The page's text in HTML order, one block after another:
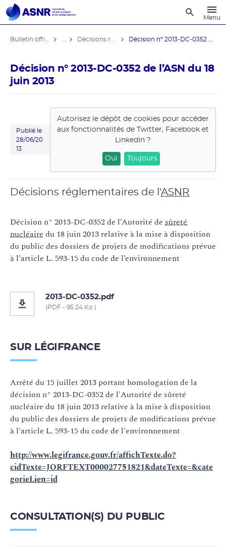
Menu
Décision n° 2013-DC-0352 de l’ASN du 18
juin 2013
Publié le
28/06/20
13
Autorisez le dépôt de cookies pour accéder
aux fonctionnalités de Twitter, Facebook et
LinkedIn?
Oui Toujours
Décisions réglementaires de l'ASNR
Décision n° 2013-DC-0352 de l’Autorité de sûreté
nucléaire du 18 juin 2013 relative à la mise à disposition
du public des dossiers de projets de modifications prévue
à l’article L. 593-15 du code de l’environnement
2013-DC-0352.pdf
(PDF - 95.24 Ko )
SUR LÉGIFRANCE
Arrêté du 15 juillet 2013 portant homologation de la
décision n° 2013-DC-0352 de l'Autorité de sûreté
nucléaire du 18 juin 2013 relative à la mise à disposition
du public des dossiers de projets de modifications prévue
à l'article L. 593-15 du code de l'environnement
http://www.legifrance.gouv.fr/affichTexte.do?
cidTexte=JORFTEXT000027751821&dateTexte=&cate
gorieLien=id
CONSULTATION(S) DU PUBLIC